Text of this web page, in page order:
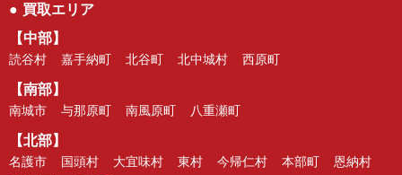
● 買取エリア
【中部】
読谷村 嘉手納町 北谷町 北中城村 西原町
【南部】
南城市 与那原町 南風原町 八重瀬町
【北部】
名護市 国頭村 大宜味村 東村 今帰仁村 本部町
恩納村